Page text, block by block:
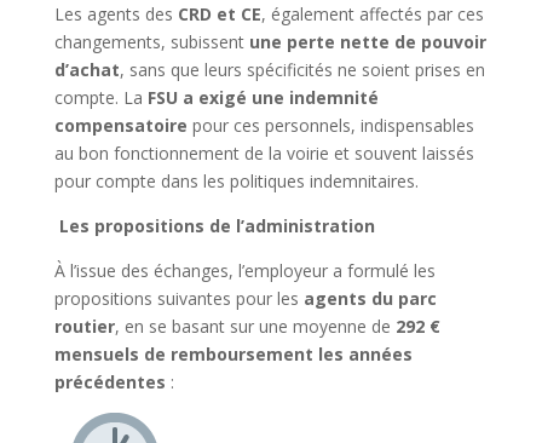
Les agents des CRD et CE, également affectés par ces
changements, subissent une perte nette de pouvoir
d’achat, sans que leurs spécificités ne soient prises en
compte. La FSU a exigé une indemnité
compensatoire pour ces personnels, indispensables
au bon fonctionnement de la voirie et souvent laissés
pour compte dans les politiques indemnitaires.
Les propositions de l’administration
À l’issue des échanges, l’employeur a formulé les
propositions suivantes pour les agents du parc
routier, en se basant sur une moyenne de 292 €
mensuels de remboursement les années
précédentes :